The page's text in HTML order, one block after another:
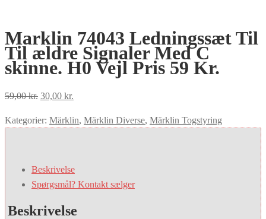
Marklin 74043 Ledningssæt Til
Til ældre Signaler Med C
skinne. H0 Vejl Pris 59 Kr.
59,00kr. Den
pris
30,00 kr.
pris
Kategorier: Märklin, Märklin Diverse, Märklin Togstyring
Beskrivelse
Spørgsmål? Kontakt sælger
Beskrivelse